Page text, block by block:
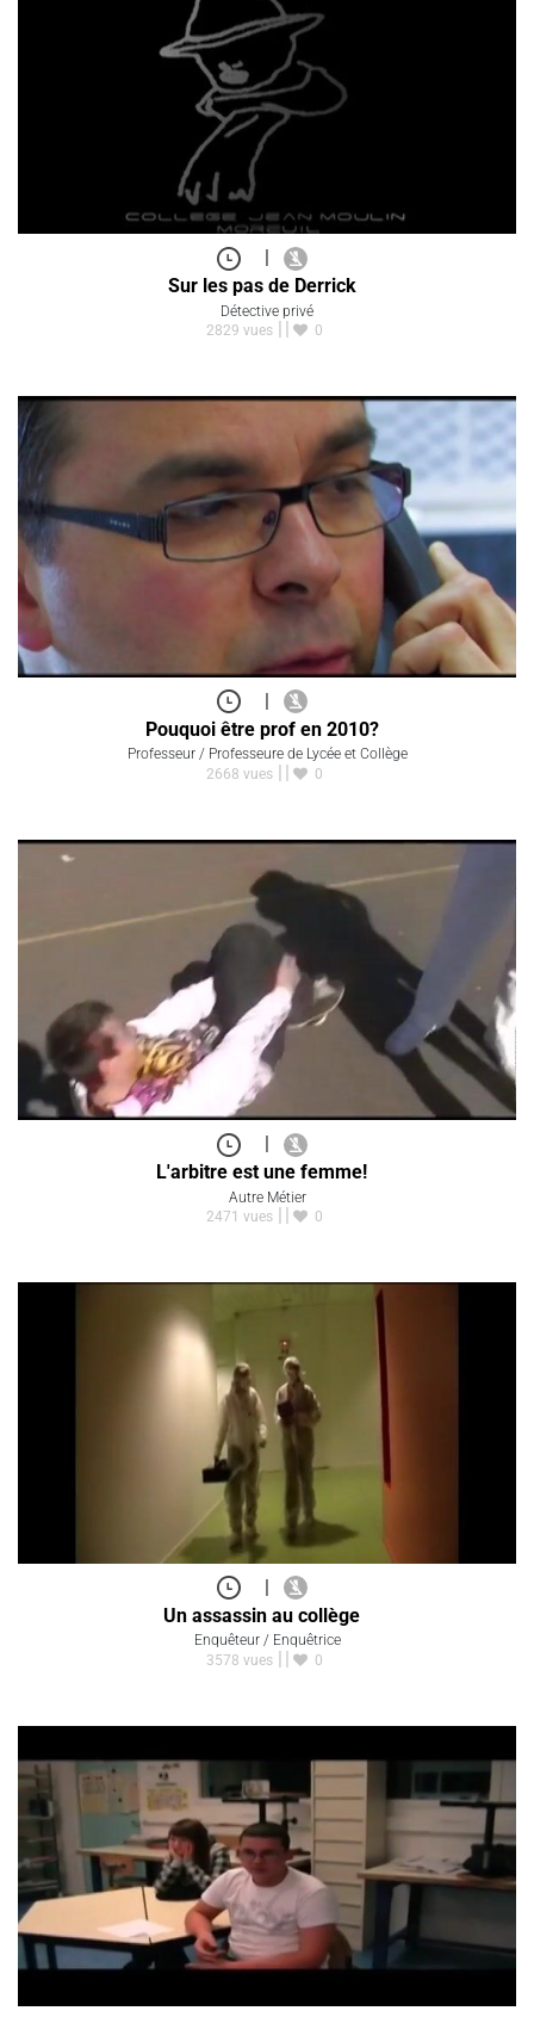
|
Sur les pas de Derrick
Détective privé
2829 vues
0
|
Pouquoi être prof en 2010?
Professeur / Professeure de Lycée et Collège
2668 vues
0
|
L'arbitre est une femme!
Autre Métier
2471 vues
0
|
Un assassin au collège
Enquêteur / Enquêtrice
3578 vues
0